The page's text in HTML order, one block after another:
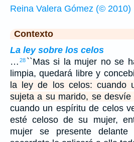
Reina Valera Gómez (© 2010)
Contexto
La ley sobre los celos
… 28 ``Mas si la mujer no se
limpia, quedará libre y
la ley de los celos: cuando
sujeta a su marido, se
cuando un espíritu de celos
esté celoso de su mujer,
mujer se presente